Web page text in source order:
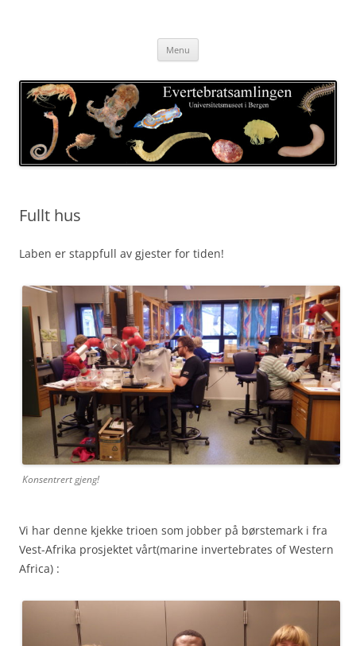
Menu
Fullt hus
Laben er stappfull av gjester for tiden!
Konsentrert gjeng!
Vi har denne kjekke trioen som jobber på børstemark i fra
Vest-Afrika prosjektet vårt(marine invertebrates of Western
Africa) :